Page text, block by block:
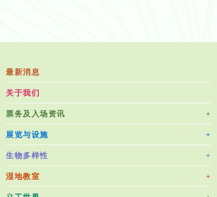
最新消息
关于我们
票务及入场资讯
展览与设施
生物多样性
湿地教室